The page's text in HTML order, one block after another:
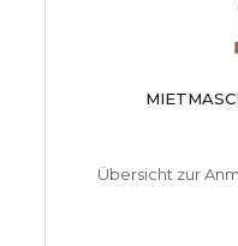
Übersicht zur